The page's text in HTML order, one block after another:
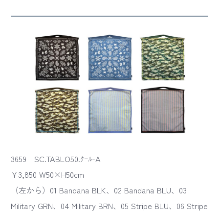
3659 SC.TABLO50.ｸｰﾙ-A
¥3,850 W50×H50cm
（左から）01 Bandana BLK、02 Bandana BLU、03
Military GRN、04 Military BRN、05 Stripe BLU、06 Stripe